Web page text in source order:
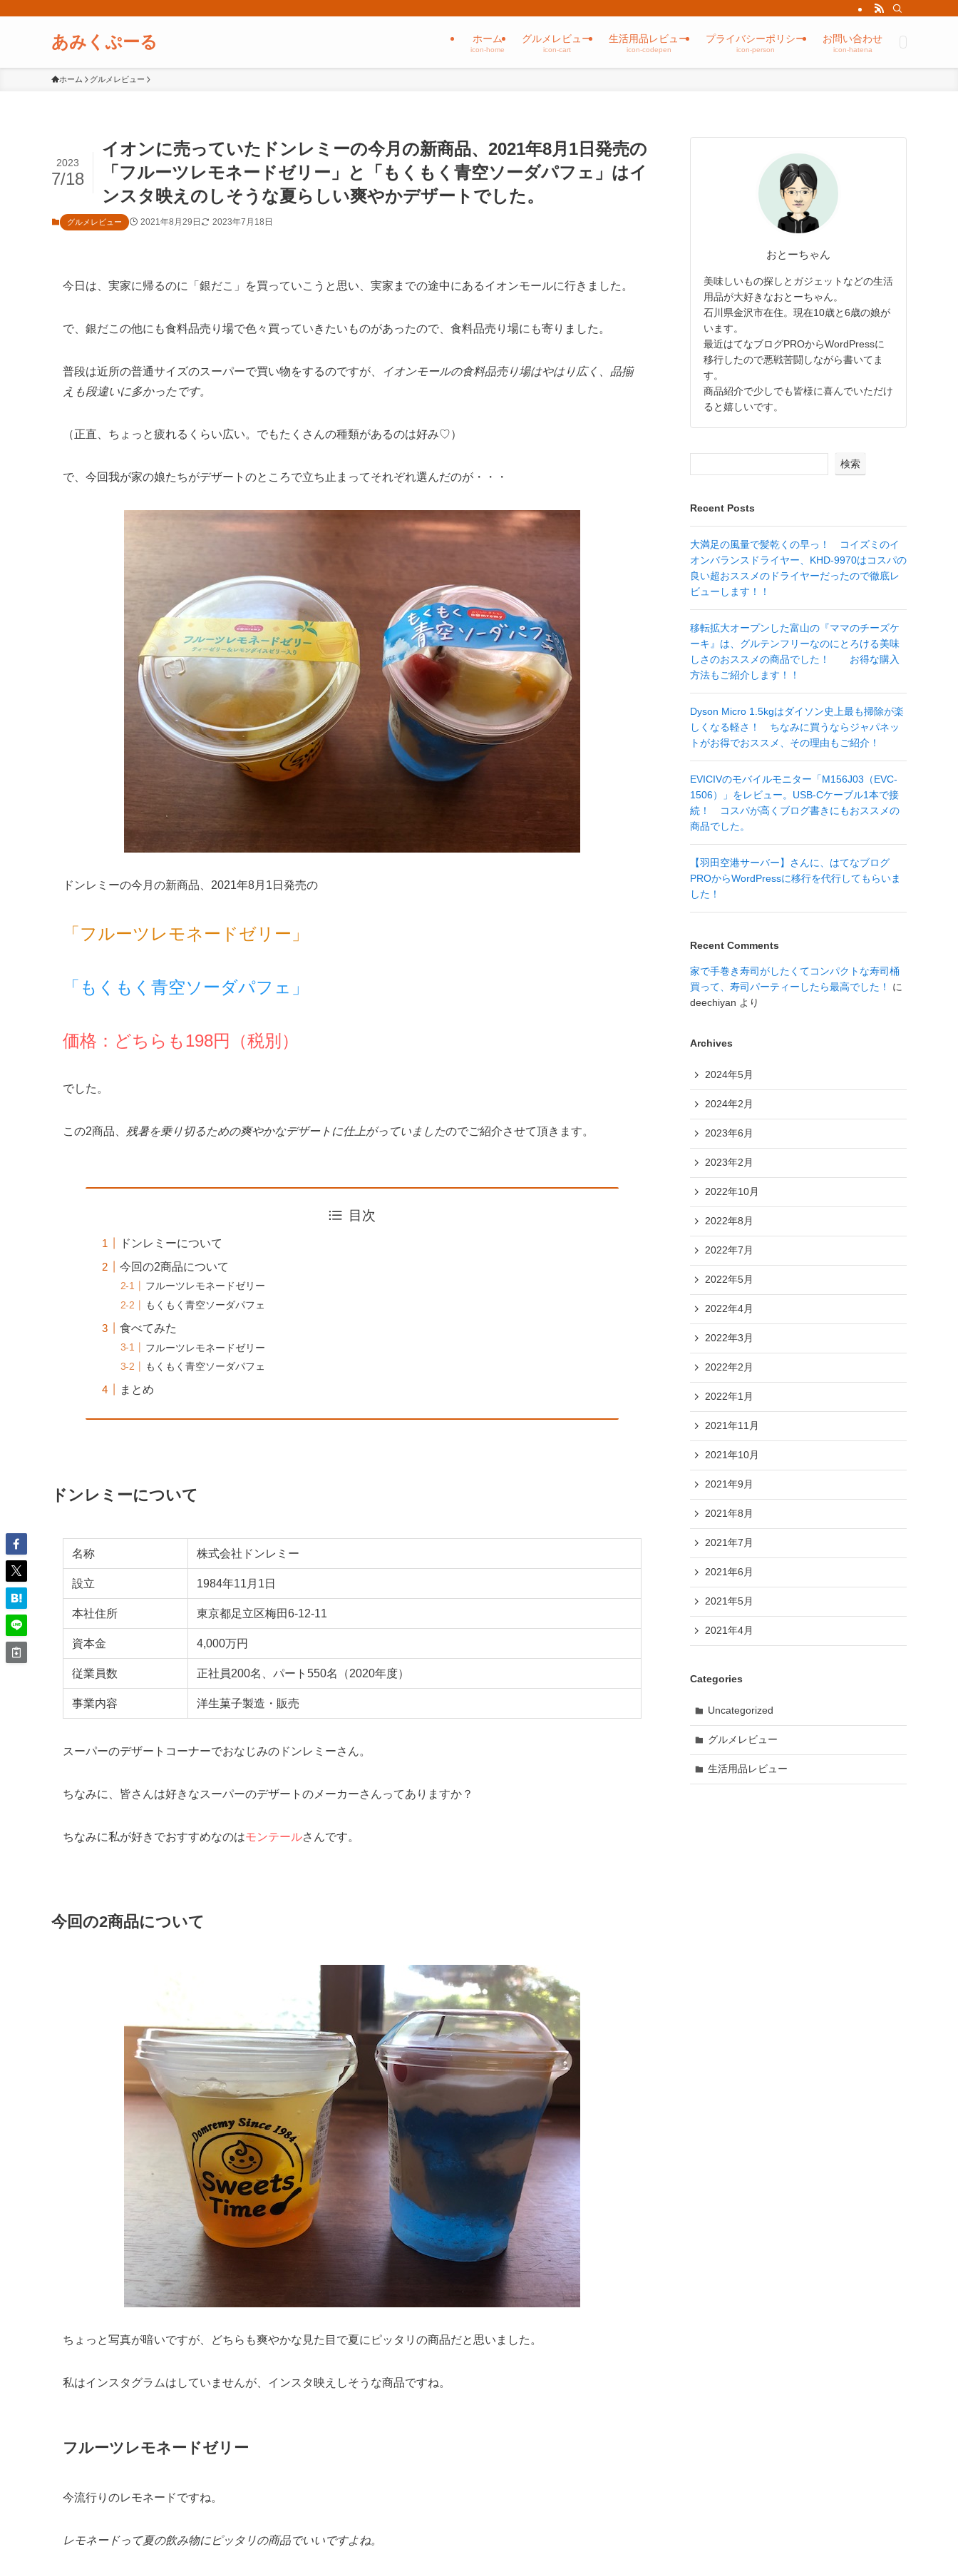
あみくぷーる ホーム
icon-home
グルメレビュー
icon-cart
生活用品レビュー
icon-codepen
プライバシーポリシー
icon-person
お問い合わせ
icon-hatena
ホーム グルメレビュー
イオンに売っていたドンレミーの今月の新商品、2021年8月1日発売の
「フルーツレモネードゼリー」と「もくもく青空ソーダパフェ」はイ
ンスタ映えのしそうな夏らしい爽やかデザートでした。
2023
7/18
グルメレビュー 2021年8月29日 2023年7月18日
今日は、実家に帰るのに「銀だこ」を買っていこうと思い、実家までの途中にあるイオンモールに行きました。
で、銀だこの他にも食料品売り場で色々買っていきたいものがあったので、食料品売り場にも寄りました。
普段は近所の普通サイズのスーパーで買い物をするのですが、
イオンモールの食料品売り場はやはり広く、品揃
えも段違いに多かったです。
（正直、ちょっと疲れるくらい広い。でもたくさんの種類があるのは好み♡）
で、今回我が家の娘たちがデザートのところで立ち止まってそれぞれ選んだのが・・・
ドンレミーの今月の新商品、2021年8月1日発売の
「フルーツレモネードゼリー」
「もくもく青空ソーダパフェ」
価格：どちらも198円（税別）
でした。
この2商品、 残暑を乗り切るための爽やかなデザートに仕上がっていましたのでご紹介させて頂きます。
目次
ドンレミーについて
今回の2商品について
フルーツレモネードゼリー
もくもく青空ソーダパフェ
食べてみた
フルーツレモネードゼリー
もくもく青空ソーダパフェ
まとめ
ドンレミーについて
名称 株式会社ドンレミー
設立 1984年11月1日
本社住所 東京都足立区梅田6-12-11
資本金 4,000万円
従業員数 正社員200名、パート550名（2020年度）
事業内容 洋生菓子製造・販売
スーパーのデザートコーナーでおなじみのドンレミーさん。
ちなみに、皆さんは好きなスーパーのデザートのメーカーさんってありますか？
ちなみに私が好きでおすすめなのはモンテールさんです。
今回の2商品について
ちょっと写真が暗いですが、どちらも爽やかな見た目で夏にピッタリの商品だと思いました。
私はインスタグラムはしていませんが、インスタ映えしそうな商品ですね。
フルーツレモネードゼリー
今流行りのレモネードですね。
レモネードって夏の飲み物にピッタリの商品でいいですよね。
おとーちゃん
美味しいもの探しとガジェットなどの生活
用品が大好きなおとーちゃん。
石川県金沢市在住。現在10歳と6歳の娘が
います。
最近はてなブログPROからWordPressに
移行したので悪戦苦闘しながら書いてま
す。
商品紹介で少しでも皆様に喜んでいただけ
ると嬉しいです。
検索
Recent Posts
大満足の風量で髪乾くの早っ！ コイズミのイ
オンバランスドライヤー、KHD-9970はコスパの
良い超おススメのドライヤーだったので徹底レ
ビューします！！
移転拡大オープンした富山の『ママのチーズケ
ーキ』は、グルテンフリーなのにとろける美味
しさのおススメの商品でした！ お得な購入
方法もご紹介します！！
Dyson Micro 1.5kgはダイソン史上最も掃除が楽
しくなる軽さ！ ちなみに買うならジャパネッ
トがお得でおススメ、その理由もご紹介！
EVICIVのモバイルモニター「M156J03（EVC-
1506）」をレビュー。USB-Cケーブル1本で接
続！ コスパが高くブログ書きにもおススメの
商品でした。
【羽田空港サーバー】さんに、はてなブログ
PROからWordPressに移行を代行してもらいま
した！
Recent Comments
家で手巻き寿司がしたくてコンパクトな寿司桶
買って、寿司パーティーしたら最高でした！
に
deechiyan より
Archives
2024年5月
2024年2月
2023年6月
2023年2月
2022年10月
2022年8月
2022年7月
2022年5月
2022年4月
2022年3月
2022年2月
2022年1月
2021年11月
2021年10月
2021年9月
2021年8月
2021年7月
2021年6月
2021年5月
2021年4月
Categories
Uncategorized
グルメレビュー
生活用品レビュー